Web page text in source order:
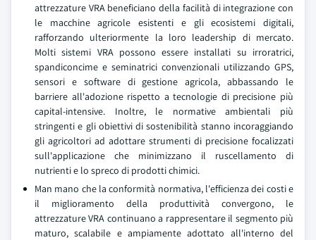
attrezzature VRA beneficiano della facilità di integrazione con
le macchine agricole esistenti e gli ecosistemi digitali,
rafforzando ulteriormente la loro leadership di mercato.
Molti sistemi VRA possono essere installati su irroratrici,
spandiconcime e seminatrici convenzionali utilizzando GPS,
sensori e software di gestione agricola, abbassando le
barriere all'adozione rispetto a tecnologie di precisione più
capital-intensive. Inoltre, le normative ambientali più
stringenti e gli obiettivi di sostenibilità stanno incoraggiando
gli agricoltori ad adottare strumenti di precisione focalizzati
sull'applicazione che minimizzano il ruscellamento di
nutrienti e lo spreco di prodotti chimici.
Man mano che la conformità normativa, l'efficienza dei costi e
il miglioramento della produttività convergono, le
attrezzature VRA continuano a rappresentare il segmento più
maturo, scalabile e ampiamente adottato all'interno del